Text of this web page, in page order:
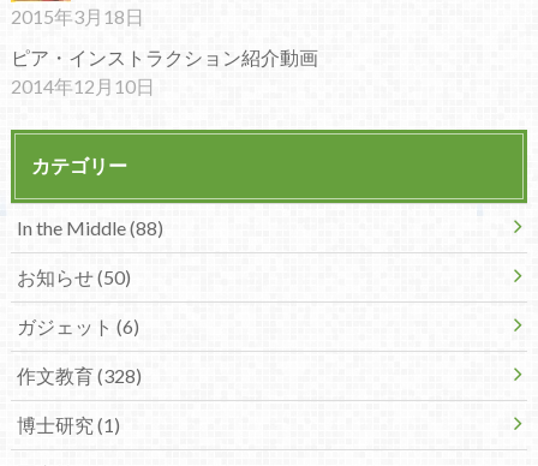
2015年3月18日
ピア・インストラクション紹介動画
2014年12月10日
カテゴリー
In the Middle (88)
お知らせ (50)
ガジェット (6)
作文教育 (328)
博士研究 (1)